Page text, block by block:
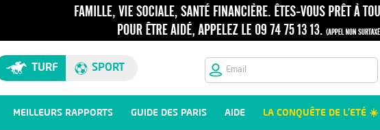
TURF SPORT
MEILLEURS RAPPORTS GUIDE DES PARIS AIDE LA CONQUÊTE DE L'ETÉ ☀️